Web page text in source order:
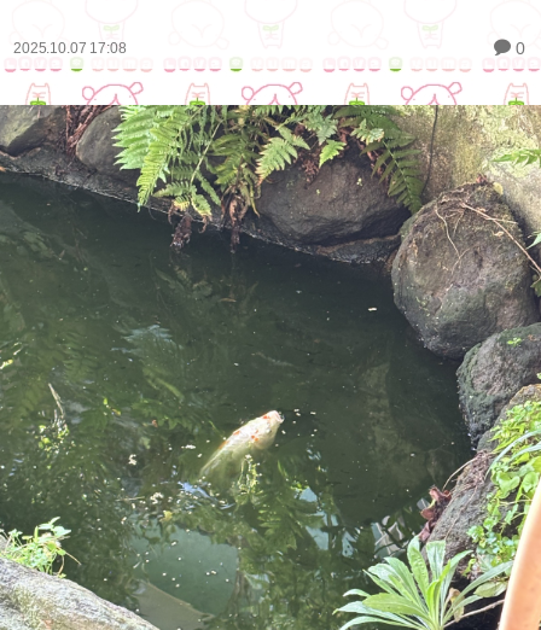
2025.10.07 17:08 0